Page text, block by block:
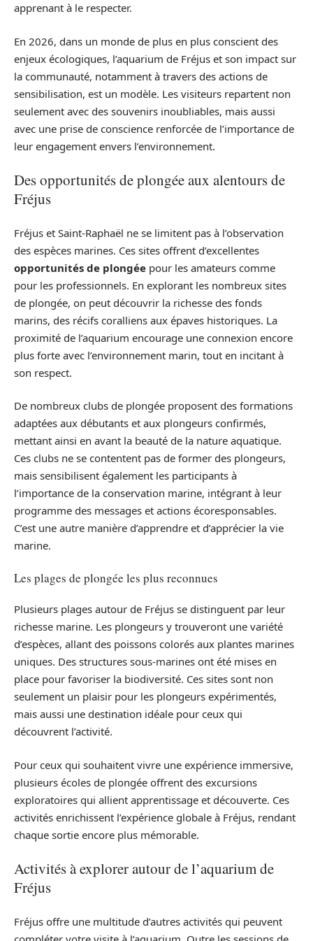
apprenant à le respecter.
En 2026, dans un monde de plus en plus conscient des
enjeux écologiques, l’aquarium de Fréjus et son impact sur
la communauté, notamment à travers des actions de
sensibilisation, est un modèle. Les visiteurs repartent non
seulement avec des souvenirs inoubliables, mais aussi
avec une prise de conscience renforcée de l’importance de
leur engagement envers l’environnement.
Des opportunités de plongée aux alentours de
Fréjus
Fréjus et Saint-Raphaël ne se limitent pas à l’observation
des espèces marines. Ces sites offrent d’excellentes
opportunités de plongée pour les amateurs comme
pour les professionnels. En explorant les nombreux sites
de plongée, on peut découvrir la richesse des fonds
marins, des récifs coralliens aux épaves historiques. La
proximité de l’aquarium encourage une connexion encore
plus forte avec l’environnement marin, tout en incitant à
son respect.
De nombreux clubs de plongée proposent des formations
adaptées aux débutants et aux plongeurs confirmés,
mettant ainsi en avant la beauté de la nature aquatique.
Ces clubs ne se contentent pas de former des plongeurs,
mais sensibilisent également les participants à
l’importance de la conservation marine, intégrant à leur
programme des messages et actions écoresponsables.
C’est une autre manière d’apprendre et d’apprécier la vie
marine.
Les plages de plongée les plus reconnues
Plusieurs plages autour de Fréjus se distinguent par leur
richesse marine. Les plongeurs y trouveront une variété
d’espèces, allant des poissons colorés aux plantes marines
uniques. Des structures sous-marines ont été mises en
place pour favoriser la biodiversité. Ces sites sont non
seulement un plaisir pour les plongeurs expérimentés,
mais aussi une destination idéale pour ceux qui
découvrent l’activité.
Pour ceux qui souhaitent vivre une expérience immersive,
plusieurs écoles de plongée offrent des excursions
exploratoires qui allient apprentissage et découverte. Ces
activités enrichissent l’expérience globale à Fréjus, rendant
chaque sortie encore plus mémorable.
Activités à explorer autour de l’aquarium de
Fréjus
Fréjus offre une multitude d’autres activités qui peuvent